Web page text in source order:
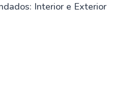
Interior e Exterior